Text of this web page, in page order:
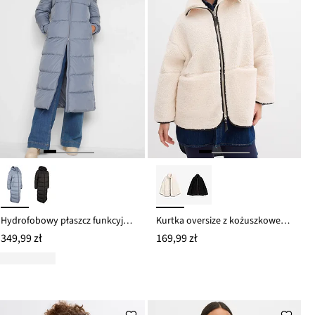
Hydrofobowy płaszcz funkcyjny pikowany
349,99 zł
Kurtka oversize z kożuszkowego polaru
169,99 zł